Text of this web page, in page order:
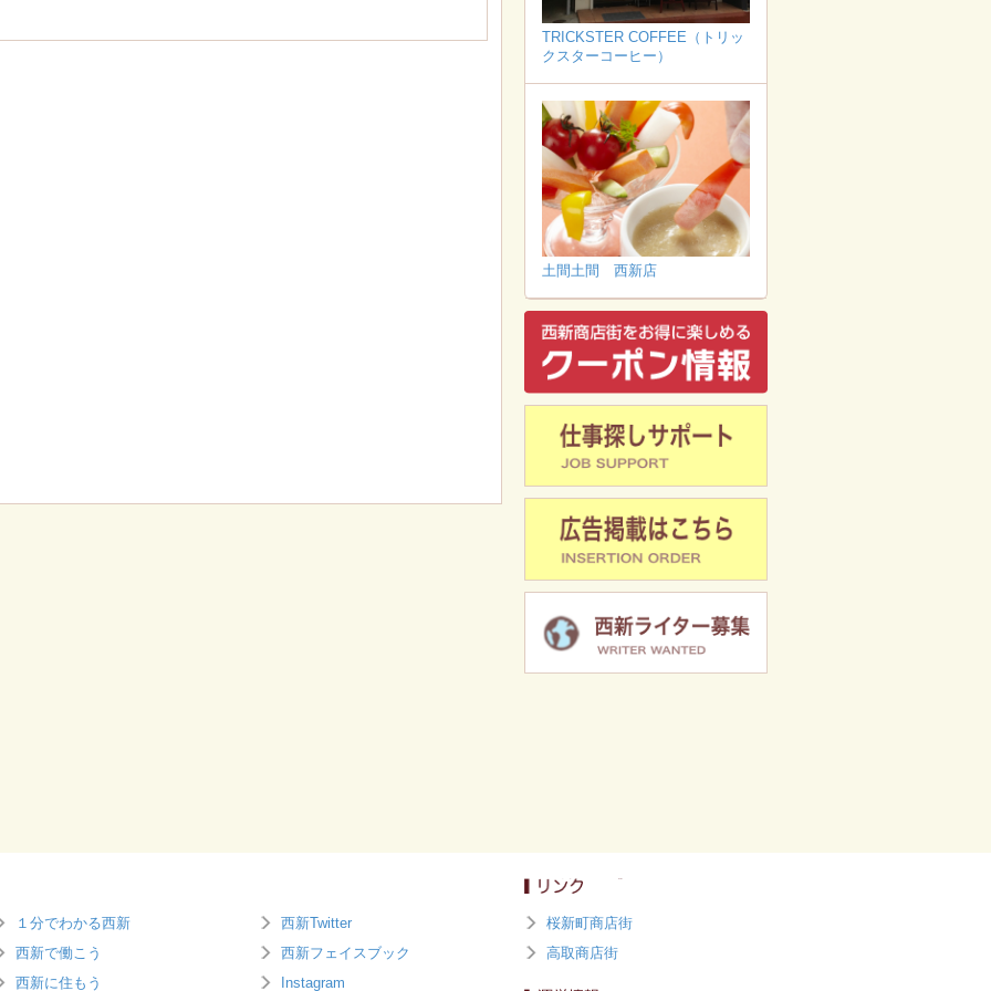
TRICKSTER COFFEE（トリッ
クスターコーヒー）
土間土間 西新店
１分でわかる西新
西新で働こう
西新に住もう
西新Twitter
西新フェイスブック
Instagram
桜新町商店街
高取商店街